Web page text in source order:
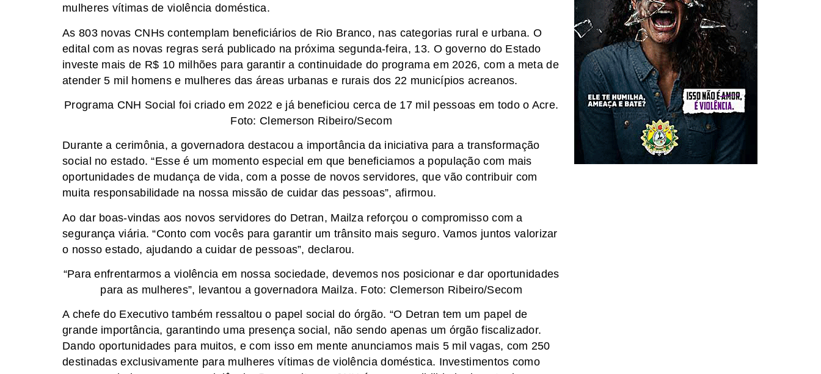
mulheres vítimas de violência doméstica.
As 803 novas CNHs contemplam beneficiários de Rio Branco, nas categorias rural e urbana. O
edital com as novas regras será publicado na próxima segunda-feira, 13. O governo do Estado
investe mais de R$ 10 milhões para garantir a continuidade do programa em 2026, com a meta de
atender 5 mil homens e mulheres das áreas urbanas e rurais dos 22 municípios acreanos.
Programa CNH Social foi criado em 2022 e já beneficiou cerca de 17 mil pessoas em todo o Acre.
Foto: Clemerson Ribeiro/Secom
Durante a cerimônia, a governadora destacou a importância da iniciativa para a transformação
social no estado. “Esse é um momento especial em que beneficiamos a população com mais
oportunidades de mudança de vida, com a posse de novos servidores, que vão contribuir com
muita responsabilidade na nossa missão de cuidar das pessoas”, afirmou.
Ao dar boas-vindas aos novos servidores do Detran, Mailza reforçou o compromisso com a
segurança viária. “Conto com vocês para garantir um trânsito mais seguro. Vamos juntos valorizar
o nosso estado, ajudando a cuidar de pessoas”, declarou.
“Para enfrentarmos a violência em nossa sociedade, devemos nos posicionar e dar oportunidades
para as mulheres”, levantou a governadora Mailza. Foto: Clemerson Ribeiro/Secom
A chefe do Executivo também ressaltou o papel social do órgão. “O Detran tem um papel de
grande importância, garantindo uma presença social, não sendo apenas um órgão fiscalizador.
Dando oportunidades para muitos, e com isso em mente anunciamos mais 5 mil vagas, com 250
destinadas exclusivamente para mulheres vítimas de violência doméstica. Investimentos como